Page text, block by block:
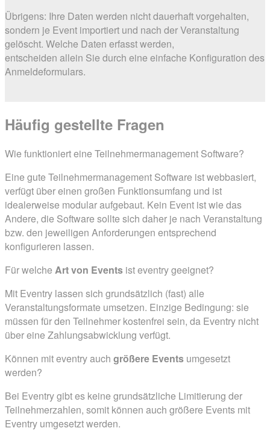
Übrigens: Ihre Daten werden nicht dauerhaft vorgehalten,
sondern je Event importiert und nach der Veranstaltung
gelöscht. Welche Daten erfasst werden,
entscheiden allein Sie durch eine einfache Konfiguration des
Anmeldeformulars.
Häufig gestellte Fragen
Wie funktioniert eine Teilnehmermanagement Software?
Eine gute Teilnehmermanagement Software ist webbasiert,
verfügt über einen großen Funktionsumfang und ist
idealerweise modular aufgebaut. Kein Event ist wie das
Andere, die Software sollte sich daher je nach Veranstaltung
bzw. den jeweiligen Anforderungen entsprechend
konfigurieren lassen.
Für welche Art von Events ist eventry geeignet?
Mit Eventry lassen sich grundsätzlich (fast) alle
Veranstaltungsformate umsetzen. Einzige Bedingung: sie
müssen für den Teilnehmer kostenfrei sein, da Eventry nicht
über eine Zahlungsabwicklung verfügt.
Können mit eventry auch größere Events umgesetzt
werden?
Bei Eventry gibt es keine grundsätzliche Limitierung der
Teilnehmerzahlen, somit können auch größere Events mit
Eventry umgesetzt werden.